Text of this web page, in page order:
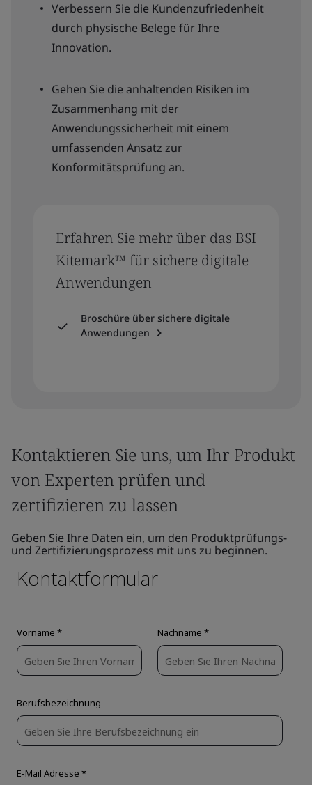
Verbessern Sie die Kundenzufriedenheit
durch physische Belege für Ihre
Innovation.
Gehen Sie die anhaltenden Risiken im
Zusammenhang mit der
Anwendungssicherheit mit einem
umfassenden Ansatz zur
Konformitätsprüfung an.
Erfahren Sie mehr über das BSI
Kitemark™ für sichere digitale
Anwendungen
Broschüre über sichere digitale
Anwendungen
Kontaktieren Sie uns, um Ihr Produkt
von Experten prüfen und
zertifizieren zu lassen
Geben Sie Ihre Daten ein, um den Produktprüfungs-
und Zertifizierungsprozess mit uns zu beginnen.